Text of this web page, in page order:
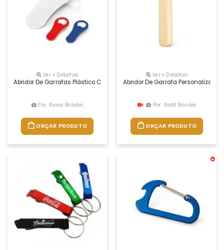
Ver + Detalhes
Abridor De Garrafas Plástico Colorido
Por: Reina Brindes
ORÇAR PRODUTO
Ver + Detalhes
Abridor De Garrafa Personalizado
Por: Redd Brindes
ORÇAR PRODUTO